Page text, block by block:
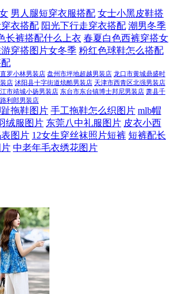
男人腿短穿衣服搭配 女士小黑皮鞋搭
衣搭配 阳光下行走穿衣搭配 潮男冬季
长裤搭配什么上衣 春夏白色西裤穿搭女
穿搭图片女冬季 粉红色球鞋怎么搭配
罗小林男装店 盘州市坪地超越男装店 龙口市黄城鼎盛时
店 沭阳县十字街道炫酷男装店 天津市西青区北强男装店
市靖城小扬男装店 东台市东台镇博士邦尼男装店 萧县千
利郎男装店
拖鞋图片 手工拖鞋怎么织图片 mlb帽
绒服图片 东莞八中礼服图片 皮衣小西
图片 12女生穿丝袜照片短裤 短裤配长
中老年毛衣绣花图片